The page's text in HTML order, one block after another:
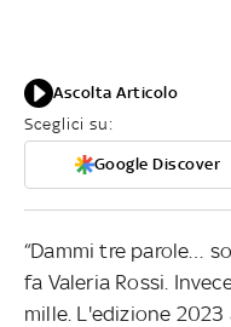
Ascolta Articolo
Sceglici su:
Google Discover
“Dammi tre parole…
fa Valeria Rossi.
mille. L'edizione 2023